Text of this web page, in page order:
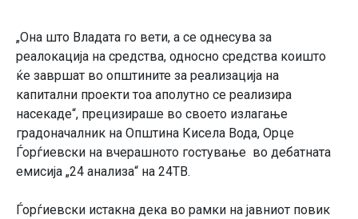
„Она што Владата го вети, а се однесува за
реалокација на средства, односно средства коишто
ќе завршат во општините за реализација на
капитални проекти тоа аполутно се реализира
насекаде“, прецизираше во своето излагање
градоначалник на Општина Кисела Вода, Орце
Ѓорѓиевски на вчерашното гостување во дебатната
емисија „24 анализа“ на 24ТВ.
Ѓорѓиевски истакна дека во рамки на јавниот повик